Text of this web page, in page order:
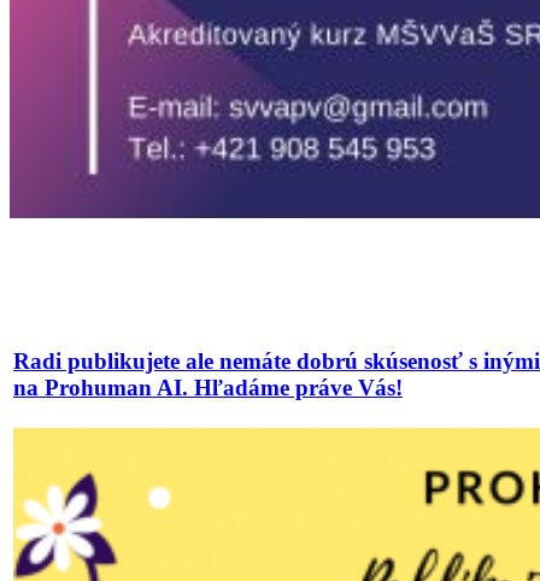
Radi publikujete ale nemáte dobrú skúsenosť s
na Prohuman AI. Hľadáme práve Vás!